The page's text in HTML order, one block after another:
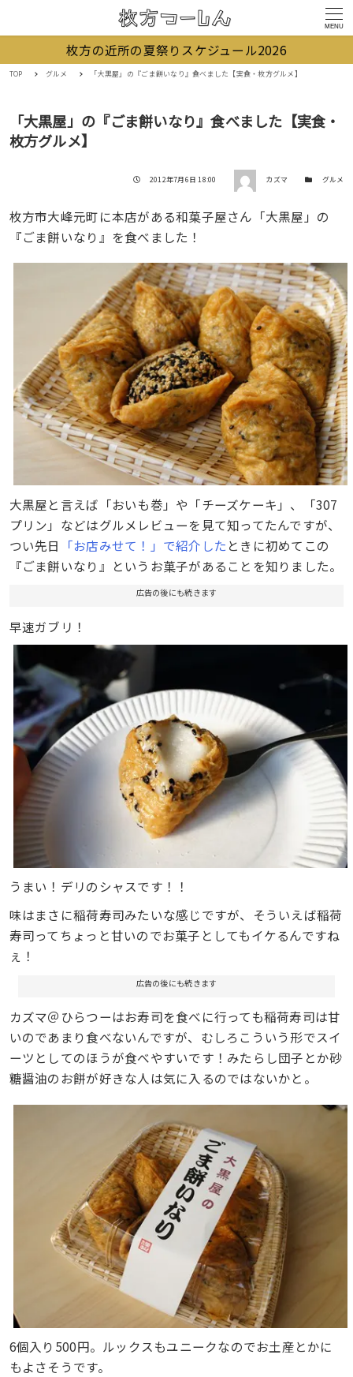
MENU
枚方の近所の夏祭りスケジュール2026
TOP グルメ 「大黒屋」の『ごま餅いなり』食べました【実食・枚方グルメ】
「大黒屋」の『ごま餅いなり』食べました【実食・
枚方グルメ】
投稿日
2012年7月6日 18:00 著者 カズマ カテゴリー
グルメ
枚方市大峰元町に本店がある和菓子屋さん「大黒屋」の
『ごま餅いなり』を食べました！
大黒屋と言えば「おいも巻」や「チーズケーキ」、「307
プリン」などはグルメレビューを見て知ってたんですが、
つい先日
「お店みせて！」で紹介した ときに初めてこの
『ごま餅いなり』というお菓子があることを知りました。
広告の後にも続きます
早速ガブリ！
うまい！デリのシャスです！！
味はまさに稲荷寿司みたいな感じですが、そういえば稲荷
寿司ってちょっと甘いのでお菓子としてもイケるんですね
ぇ！
広告の後にも続きます
カズマ＠ひらつーはお寿司を食べに行っても稲荷寿司は甘
いのであまり食べないんですが、むしろこういう形でスイ
ーツとしてのほうが食べやすいです！みたらし団子とか砂
糖醤油のお餅が好きな人は気に入るのではないかと。
6個入り500円。ルックスもユニークなのでお土産とかに
もよさそうです。